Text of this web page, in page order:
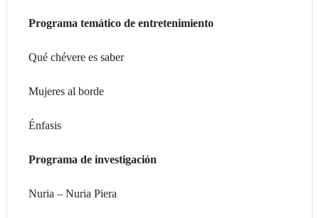
Programa temático de entretenimiento
Qué chévere es saber
Mujeres al borde
Énfasis
Programa de investigación
Nuria – Nuria Piera